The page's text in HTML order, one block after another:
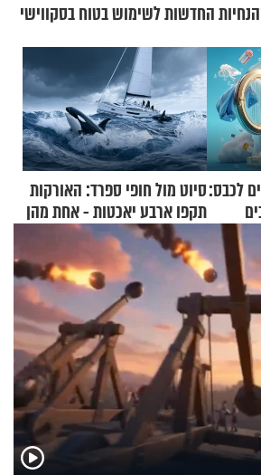
החדשות לשימוש בטוח בסקווישי
לכבס:סיוט מול חופי ספרד: האורקות
תקפו ארבע יאכטות - אחת מהן
טבעה